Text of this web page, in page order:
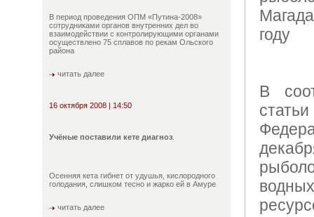
В период проведения ОПМ «Путина-2008»
сотрудниками органов внутренних дел во
взаимодействии с контролирующими органами
осуществлено 75 сплавов по рекам Ольского
района
читать далее
16 октября 2008 | 14:50
Учёные поставили кете диагноз
Осенняя кета гибнет от удушья, кислородного
голодания, слишком тесно и жарко ей в Амуре
читать далее
году
В